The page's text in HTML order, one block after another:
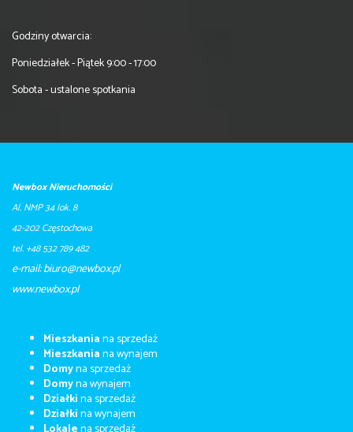
Godziny otwarcia:
Poniedziałek - Piątek 9:00 - 17:00
Sobota - ustalone spotkania
Newbox Nieruchomości
Al. NMP 34 lok. 8
42-202 Częstochowa
tel. +48 532 789 482
e-mail: biuro@newbox.pl
​​​​​www.newbox.pl
Mieszkaniana sprzedaż
Mieszkaniana wynajem
Domyna sprzedaż
Domyna wynajem
Działkina sprzedaż
Działkina wynajem